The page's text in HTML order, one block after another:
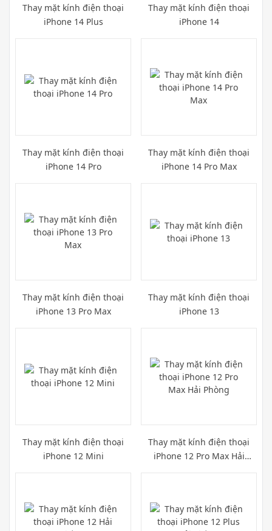
Thay mặt kính điện thoại
iPhone 14 Plus
Thay mặt kính điện thoại
iPhone 14
Thay mặt kính điện thoại
iPhone 14 Pro
Thay mặt kính điện thoại
iPhone 14 Pro Max
Thay mặt kính điện thoại
iPhone 13 Pro Max
Thay mặt kính điện thoại
iPhone 13
Thay mặt kính điện thoại
iPhone 12 Mini
Thay mặt kính điện thoại
iPhone 12 Pro Max Hải